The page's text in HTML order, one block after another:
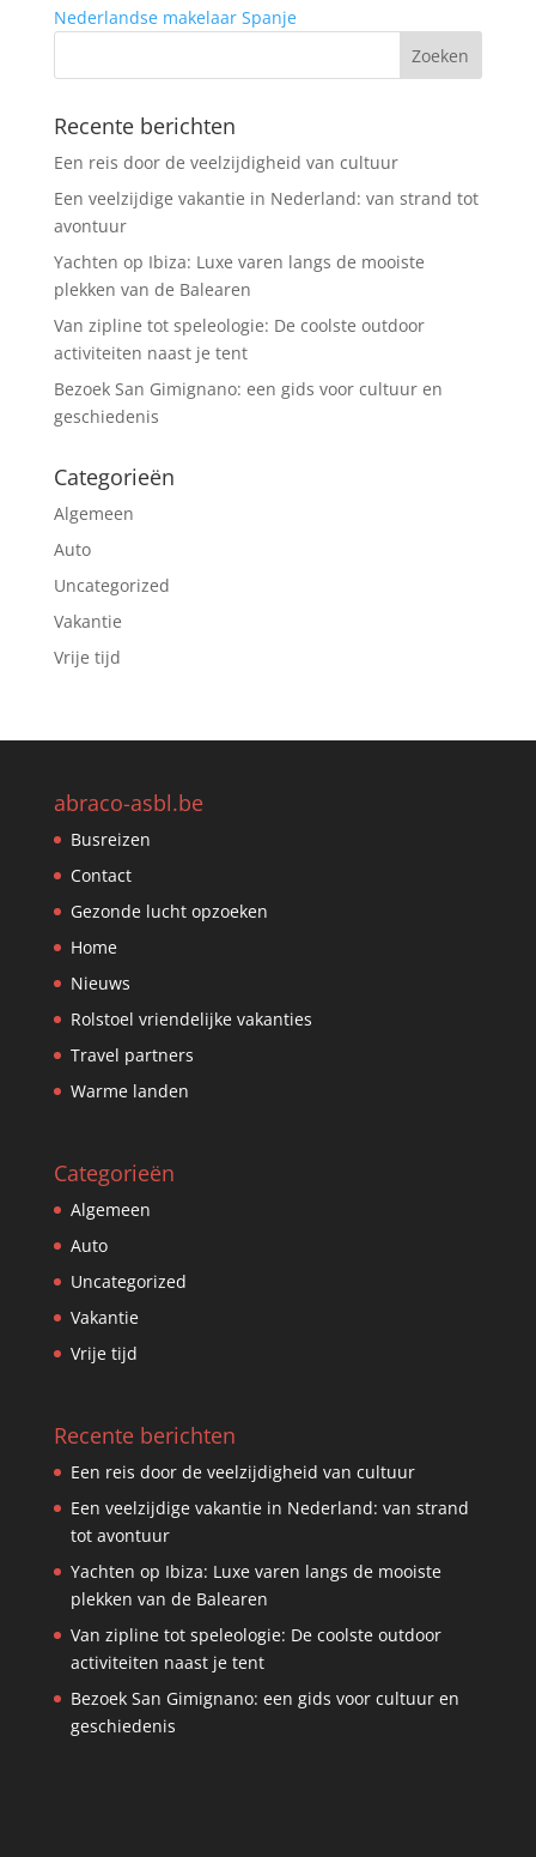
Nederlandse makelaar Spanje
Recente berichten
Een reis door de veelzijdigheid van cultuur
Een veelzijdige vakantie in Nederland: van strand tot
avontuur
Yachten op Ibiza: Luxe varen langs de mooiste
plekken van de Balearen
Van zipline tot speleologie: De coolste outdoor
activiteiten naast je tent
Bezoek San Gimignano: een gids voor cultuur en
geschiedenis
Categorieën
Algemeen
Auto
Uncategorized
Vakantie
Vrije tijd
abraco-asbl.be
Busreizen
Contact
Gezonde lucht opzoeken
Home
Nieuws
Rolstoel vriendelijke vakanties
Travel partners
Warme landen
Categorieën
Algemeen
Auto
Uncategorized
Vakantie
Vrije tijd
Recente berichten
Een reis door de veelzijdigheid van cultuur
Een veelzijdige vakantie in Nederland: van strand
tot avontuur
Yachten op Ibiza: Luxe varen langs de mooiste
plekken van de Balearen
Van zipline tot speleologie: De coolste outdoor
activiteiten naast je tent
Bezoek San Gimignano: een gids voor cultuur en
geschiedenis